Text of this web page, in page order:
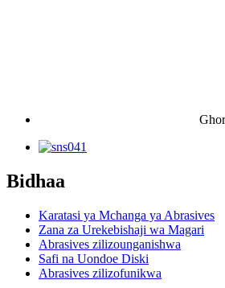
Bidhaa
Karatasi ya Mchanga ya Abrasives
Zana za Urekebishaji wa Magari
Abrasives zilizounganishwa
Safi na Uondoe Diski
Abrasives zilizofunikwa